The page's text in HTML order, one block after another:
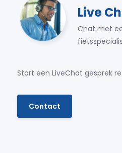
Live
Chat met
Start een LiveChat gesprek
Contact